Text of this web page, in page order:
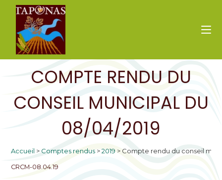
COMPTE RENDU DU
CONSEIL MUNICIPAL DU
08/04/2019
Accueil > Comptes rendus >2019 > Compte rendu du conseil
CRCM-08.04.19